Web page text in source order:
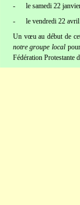
-
le samedi 22
-
le vendredi 22
Un vœu au début de
notre groupe local
Fédération Protestante